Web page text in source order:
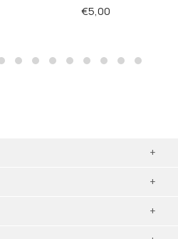
€5,00
ΠΡΟΣΘΗΚΗ
+
+
+